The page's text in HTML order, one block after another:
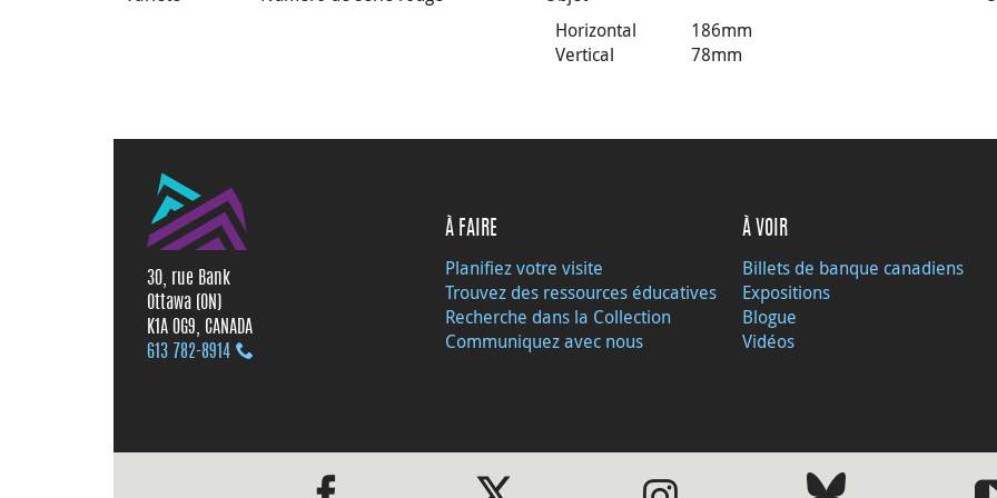
Horizontal
186mm
Vertical
78mm
30, rue Bank
Ottawa (ON)
K1A 0G9, CANADA
613 782‑8914
À FAIRE
Planifiez votre visite
Trouvez des ressources éducatives
Recherche dans la Collection
Communiquez avec nous
À VOIR
Billets de banque canadiens
Expositions
Blogue
Vidéos